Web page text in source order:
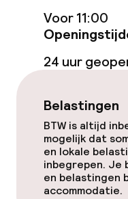
Voor 11:00
24 uur
Belastingen
BTW is altijd
mogelijk dat
en lokale
inbegrepen. Je
en belastingen
accommodatie.